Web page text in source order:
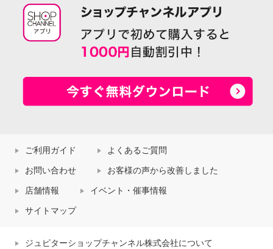
ご利用ガイド よくあるご質問
お問い合わせ お客様の声から改善しました
店舗情報 イベント・催事情報
サイトマップ
ジュピターショップチャンネル株式会社について